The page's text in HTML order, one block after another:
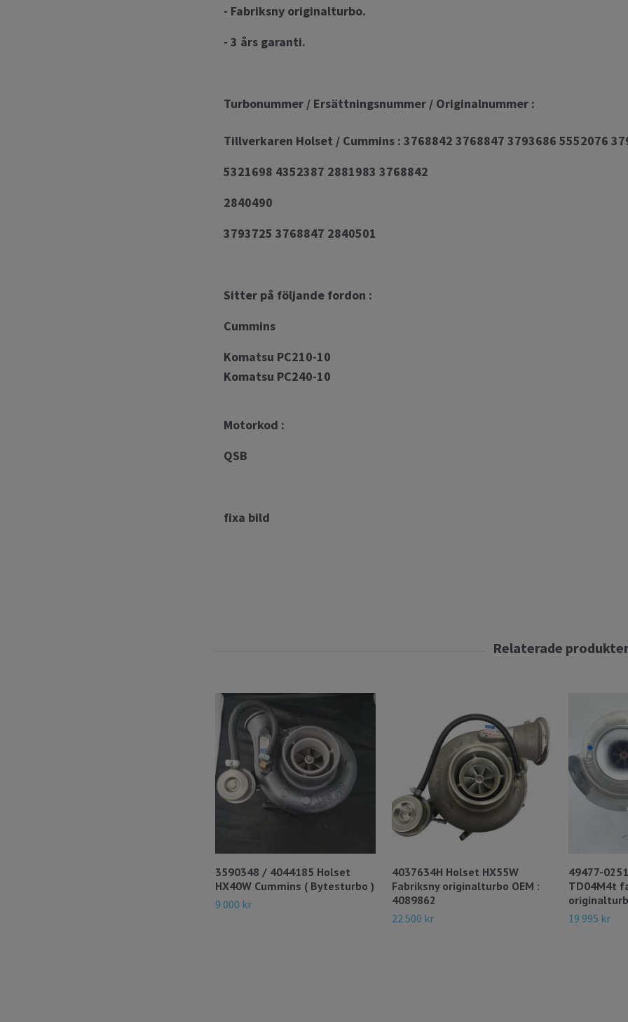
- Fabriksny originalturbo.
- 3 års garanti.
Turbonummer / Ersättningsnummer / Originalnummer :
Tillverkaren Holset / Cummins : 3768842 3768847 3793686 5552076
5321698 4352387 2881983 3768842
2840490
3793725 3768847 2840501
Sitter på följande fordon :
Cummins
Komatsu PC210-10
Komatsu PC240-10
Motorkod :
QSB
fixa bild
3590348 / 4044185 Holset
HX40W Cummins ( Bytesturbo )
9 000 kr
4037634H Holset HX55W
Fabriksny originalturbo OEM :
4089862
22 500 kr
49477-
TD04M4t
19 995 kr